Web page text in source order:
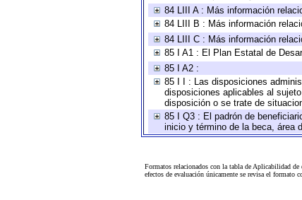
84 LIII A : Más información
84 LIII B : Más información
84 LIII C : Más información
85 I A1 : El Plan Estatal de
85 I A2 :
85 I I : Las disposiciones
disposiciones aplicables al
disposición o se trate de
85 I Q3 : El padrón de
inicio y término de la beca, área
Formatos relacionados con la tabla de Aplicabilidad
efectos de evaluación únicamente se revisa el